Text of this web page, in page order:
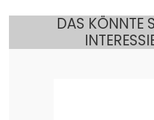
DAS KÖNNTE